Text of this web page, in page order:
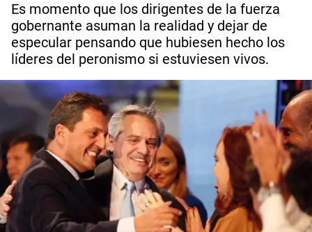
Es momento que los dirigentes de la fuerza
gobernante asuman la realidad y dejar de
especular pensando que hubiesen hecho los
líderes del peronismo si estuviesen vivos.